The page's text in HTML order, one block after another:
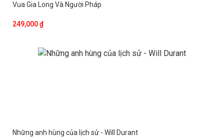
Vua Gia Long Và Người Pháp
249,000 ₫
Những anh hùng của lịch sử - Will Durant